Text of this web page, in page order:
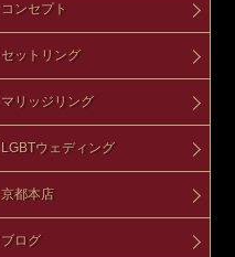
コンセプト
セットリング
マリッジリング
LGBTウェディング
京都本店
ブログ